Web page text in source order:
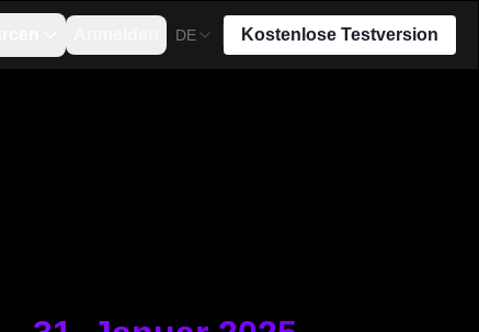
DE Kostenlose Testversion